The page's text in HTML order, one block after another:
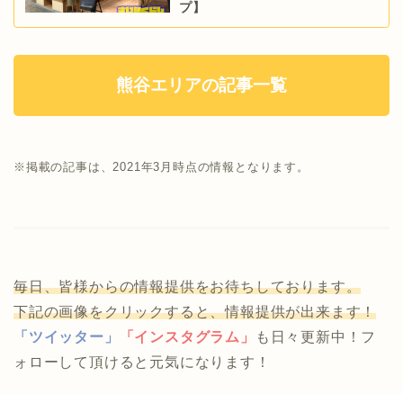
プ】
熊谷エリアの記事一覧
※掲載の記事は、2021年3月時点の情報となります。
毎日、皆様からの情報提供をお待ちしております。
下記の画像をクリックすると、情報提供が出来ます！
「ツイッター」
「インスタグラム」
も日々更新中！フ
ォローして頂けると元気になります！